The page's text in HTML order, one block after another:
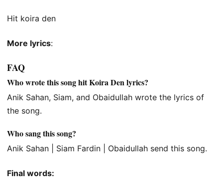
Hit koira den
More lyrics:
FAQ
Who wrote this song hit Koira Den lyrics?
Anik Sahan, Siam, and Obaidullah wrote the lyrics of
the song.
Who sang this song?
Anik Sahan | Siam Fardin | Obaidullah send this song.
Final words: